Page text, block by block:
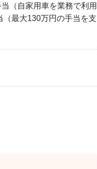
（自家用車を業務で利用
最大130万円の手当を支